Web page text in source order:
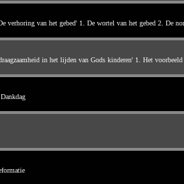
verhoring van het gebed' 1. De wortel van het gebed 2. De
in het lijden van Gods kinderen' 1. Het